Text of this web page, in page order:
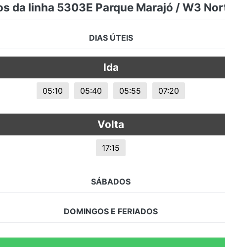
da linha 5303E Parque Marajó / W3
DIAS ÚTEIS
Ida
05:10 05:40 05:55 07:20
Volta
17:15
SÁBADOS
DOMINGOS E FERIADOS